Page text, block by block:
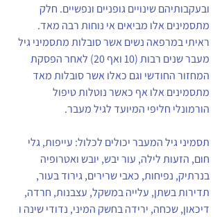
ובעקבותיהם שינויים גופניים ונפשיים. חלק
מתסמינים אלו מביאים אי נוחות רבה מאד.
ראיתי במרפאה נשים אשר סובלות מתסמיני גיל
מעבר שנים רבות (10 ואף 20) לאחר הפסקת
המחזור החודשי וגם כאלו אשר סובלות מאד
מתסמינים אלו אף כאשר נוטלות טיפול
הורמונלי חליפי המיועד לגיל מעבר.
תסמיני גיל המעבר יכולים לכלול: עייפות, גלי
חום, הזעות לילה, עור יבש, יובש ואטרופיה
בנרתיק, נפיחות, כאבי שרירים, גירוד בעור,
תדירות בשתן, עלייה במשקל, עצבנות, חרדה,
דיכאון, שכחה, ירידה בחשק המיני, נדודי שינה ו